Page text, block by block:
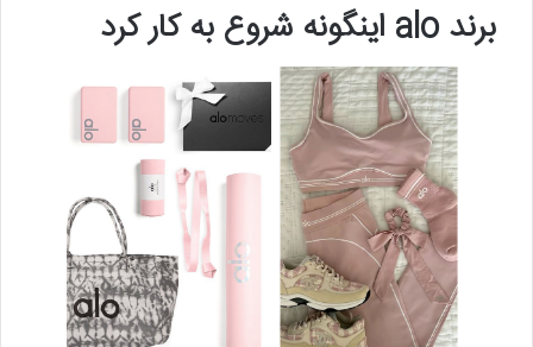
برند alo اینگونه شروع به کار کرد